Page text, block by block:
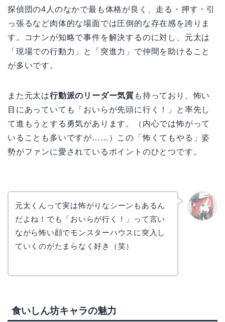
探偵団の4人のなかで最も体格が良く、走る・押す・引
っ張るなど肉体的な場面では圧倒的な存在感を誇りま
す。コナンが知略で事件を解決するのに対し、元太は
「現場での行動力」と「突進力」で仲間を助けること
が多いです。
また元太は行動派のリーダー気質 も持っており、怖い
目にあっていても「おいらが先頭に行く！」と率先し
て進もうとする勇気があります。（内心では怖がって
いることも多いですが……）この「怖くてもやる」姿
勢がファンに愛されているポイントのひとつです。
元太くんって実は怖がりなシーンもあるん
だよね！でも「おいらが行く！」って言い
ながら怖い顔でモンスターハウスに突入し
ていくのがたまらなく好き（笑）
食いしん坊キャラの魅力